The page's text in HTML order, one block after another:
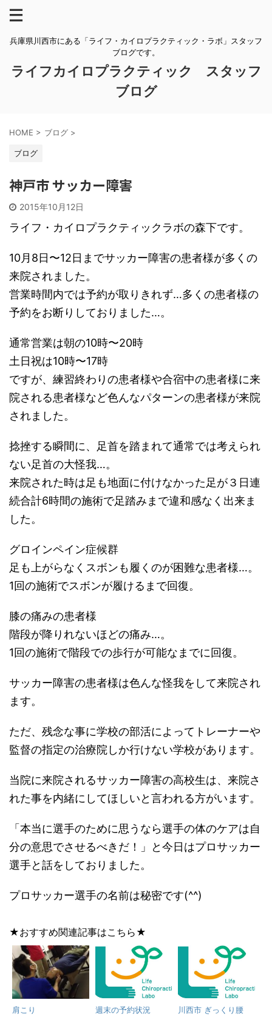
兵庫県川西市にある「ライフ・カイロプラクティック・ラボ」スタッフ
ブログです。
ライフカイロプラクティック スタッフ
ブログ
HOME > ブログ >
ブログ
神戸市 サッカー障害
2015年10月12日
ライフ・カイロプラクティックラボの森下です。
10月8日〜12日までサッカー障害の患者様が多くの
来院されました。
営業時間内では予約が取りきれず…多くの患者様の
予約をお断りしておりました…。
通常営業は朝の10時〜20時
土日祝は10時〜17時
ですが、練習終わりの患者様や合宿中の患者様に来
院される患者様など色んなパターンの患者様が来院
されました。
捻挫する瞬間に、足首を踏まれて通常では考えられ
ない足首の大怪我…。
来院された時は足も地面に付けなかった足が３日連
続合計6時間の施術で足踏みまで違和感なく出来ま
した。
グロインペイン症候群
足も上がらなくスボンも履くのが困難な患者様…。
1回の施術でスボンが履けるまで回復。
膝の痛みの患者様
階段が降りれないほどの痛み…。
1回の施術で階段での歩行が可能なまでに回復。
サッカー障害の患者様は色んな怪我をして来院され
ます。
ただ、残念な事に学校の部活によってトレーナーや
監督の指定の治療院しか行けない学校があります。
当院に来院されるサッカー障害の高校生は、来院さ
れた事を内緒にしてほしいと言われる方がいます。
「本当に選手のために思うなら選手の体のケアは自
分の意思でさせるべきだ！」と今日はプロサッカー
選手と話をしておりました。
プロサッカー選手の名前は秘密です(^^)
★おすすめ関連記事はこちら★
肩こり 週末の予約状況 川西市 ぎっくり腰